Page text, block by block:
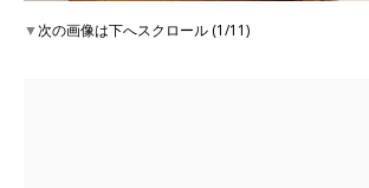
▼次の画像は下へスクロール (1/11)